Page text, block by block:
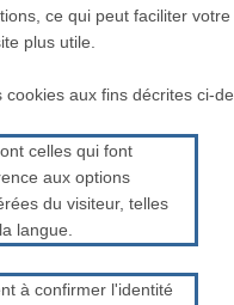
ce qui peut faciliter
plus utile.
cookies aux fins décrites ci-
celles qui font
aux options
du visiteur, telles
langue.
à confirmer l'identité